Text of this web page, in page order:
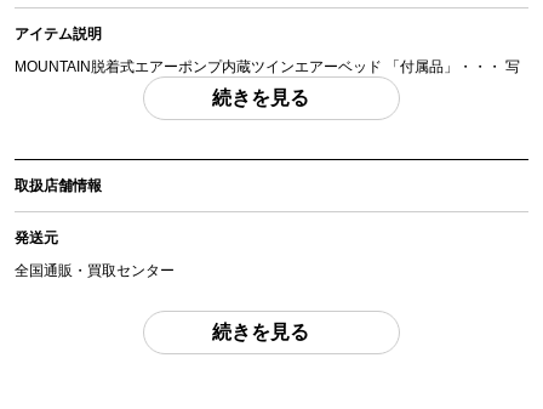
アイテム説明
MOUNTAIN脱着式エアーポンプ内蔵ツインエアーベッド 「付属品」・・・ 写
真のものがすべてになります。
(撮影、運搬備品は除く)
アイテム状態
中古：S（ほぼ新品・新古未使用品）
商品管理コード
続きを見る
取扱店舗情報
発送元
全国通販・買取センター
東京都江戸川区中葛西6-10-15 2F
続きを見る